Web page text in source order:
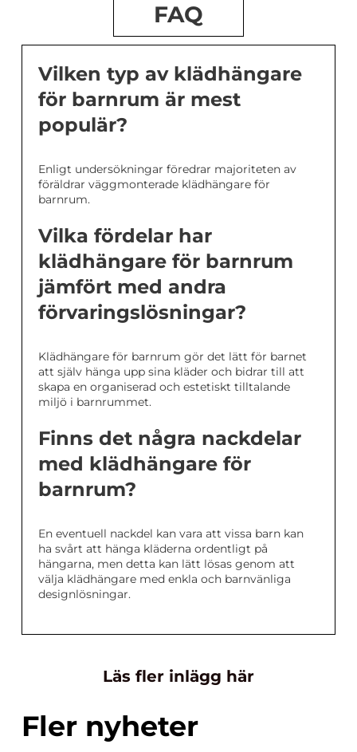
FAQ
Vilken typ av klädhängare
för barnrum är mest
populär?
Enligt undersökningar föredrar majoriteten av
föräldrar väggmonterade klädhängare för
barnrum.
Vilka fördelar har
klädhängare för barnrum
jämfört med andra
förvaringslösningar?
Klädhängare för barnrum gör det lätt för barnet
att själv hänga upp sina kläder och bidrar till att
skapa en organiserad och estetiskt tilltalande
miljö i barnrummet.
Finns det några nackdelar
med klädhängare för
barnrum?
En eventuell nackdel kan vara att vissa barn kan
ha svårt att hänga kläderna ordentligt på
hängarna, men detta kan lätt lösas genom att
välja klädhängare med enkla och barnvänliga
designlösningar.
Läs fler inlägg här
Fler nyheter